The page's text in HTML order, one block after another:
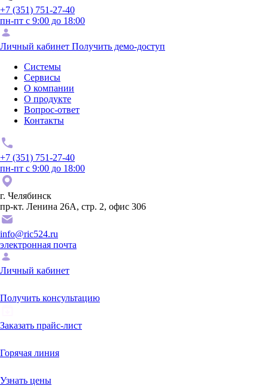
+7 (351) 751-27-40
пн-пт с 9:00 до 18:00
Личный кабинет Получить демо-доступ
Системы
Сервисы
О компании
О продукте
Вопрос-ответ
Контакты
+7 (351) 751-27-40
пн-пт с 9:00 до 18:00
г. Челябинск
пр-кт. Ленина 26А, стр. 2, офис 306
info@ric524.ru
электронная почта
Личный кабинет
Получить консультацию
Заказать прайс-лист
Горячая линия
Узнать цены